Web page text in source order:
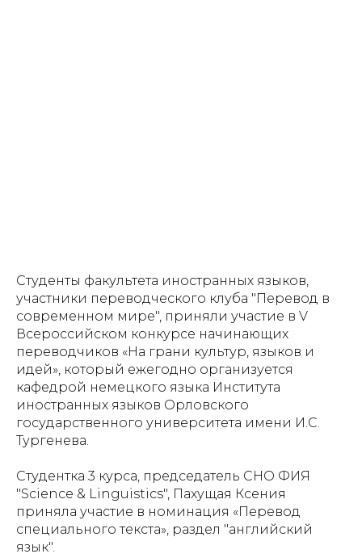
Студенты факультета иностранных языков,
участники переводческого клуба "Перевод в
современном мире", приняли участие в V
Всероссийском конкурсе начинающих
переводчиков «На грани культур, языков и
идей», который ежегодно организуется
кафедрой немецкого языка Института
иностранных языков Орловского
государственного университета имени И.С.
Тургенева.
Студентка 3 курса, председатель СНО ФИЯ
"Science & Linguistics", Пахущая Ксения
приняла участие в номинация «Перевод
специального текста», раздел "английский
язык".